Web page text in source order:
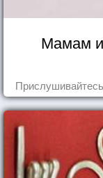
Мамам